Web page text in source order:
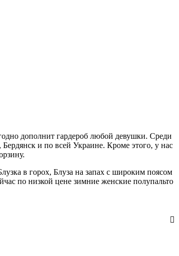
дополнит гардероб любой девушки. Среди
и по всей Украине. Кроме этого, у нас
в горох, Блуза на запах с широким поясом
по низкой цене зимние женские полупальто